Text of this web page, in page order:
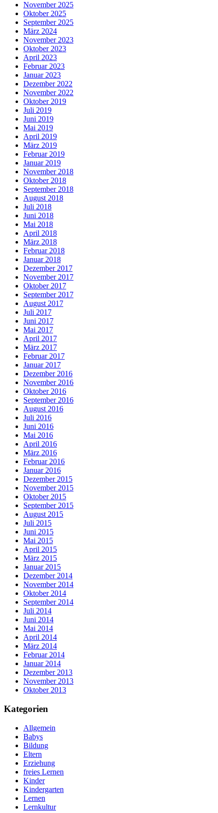
November 2025
Oktober 2025
September 2025
März 2024
November 2023
Oktober 2023
April 2023
Februar 2023
Januar 2023
Dezember 2022
November 2022
Oktober 2019
Juli 2019
Juni 2019
Mai 2019
April 2019
März 2019
Februar 2019
Januar 2019
November 2018
Oktober 2018
September 2018
August 2018
Juli 2018
Juni 2018
Mai 2018
April 2018
März 2018
Februar 2018
Januar 2018
Dezember 2017
November 2017
Oktober 2017
September 2017
August 2017
Juli 2017
Juni 2017
Mai 2017
April 2017
März 2017
Februar 2017
Januar 2017
Dezember 2016
November 2016
Oktober 2016
September 2016
August 2016
Juli 2016
Juni 2016
Mai 2016
April 2016
März 2016
Februar 2016
Januar 2016
Dezember 2015
November 2015
Oktober 2015
September 2015
August 2015
Juli 2015
Juni 2015
Mai 2015
April 2015
März 2015
Januar 2015
Dezember 2014
November 2014
Oktober 2014
September 2014
Juli 2014
Juni 2014
Mai 2014
April 2014
März 2014
Februar 2014
Januar 2014
Dezember 2013
November 2013
Oktober 2013
Kategorien
Allgemein
Babys
Bildung
Eltern
Erziehung
freies Lernen
Kinder
Kindergarten
Lernen
Lernkultur